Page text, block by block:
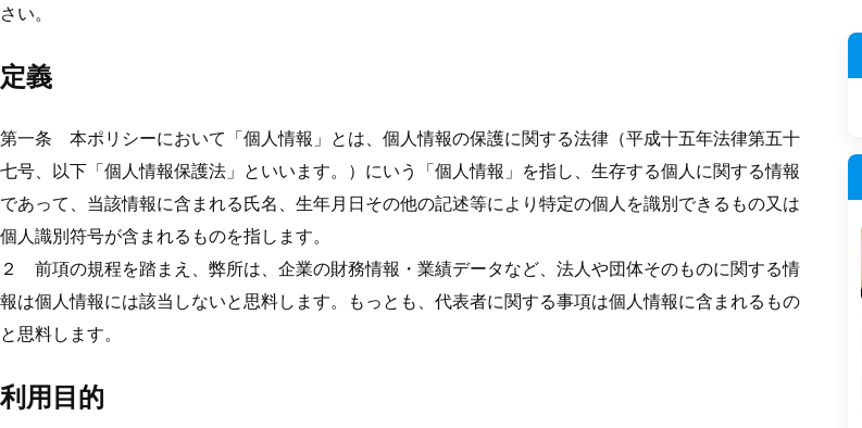
さい。
定義
第一条 本ポリシーにおいて「個人情報」とは、個人情報の保護に関する法律（平成十五年法律第五十
七号、以下「個人情報保護法」といいます。）にいう「個人情報」を指し、生存する個人に関する情報
であって、当該情報に含まれる氏名、生年月日その他の記述等により特定の個人を識別できるもの又は
個人識別符号が含まれるものを指します。
２ 前項の規程を踏まえ、弊所は、企業の財務情報・業績データなど、法人や団体そのものに関する情
報は個人情報には該当しないと思料します。もっとも、代表者に関する事項は個人情報に含まれるもの
と思料します。
利用目的